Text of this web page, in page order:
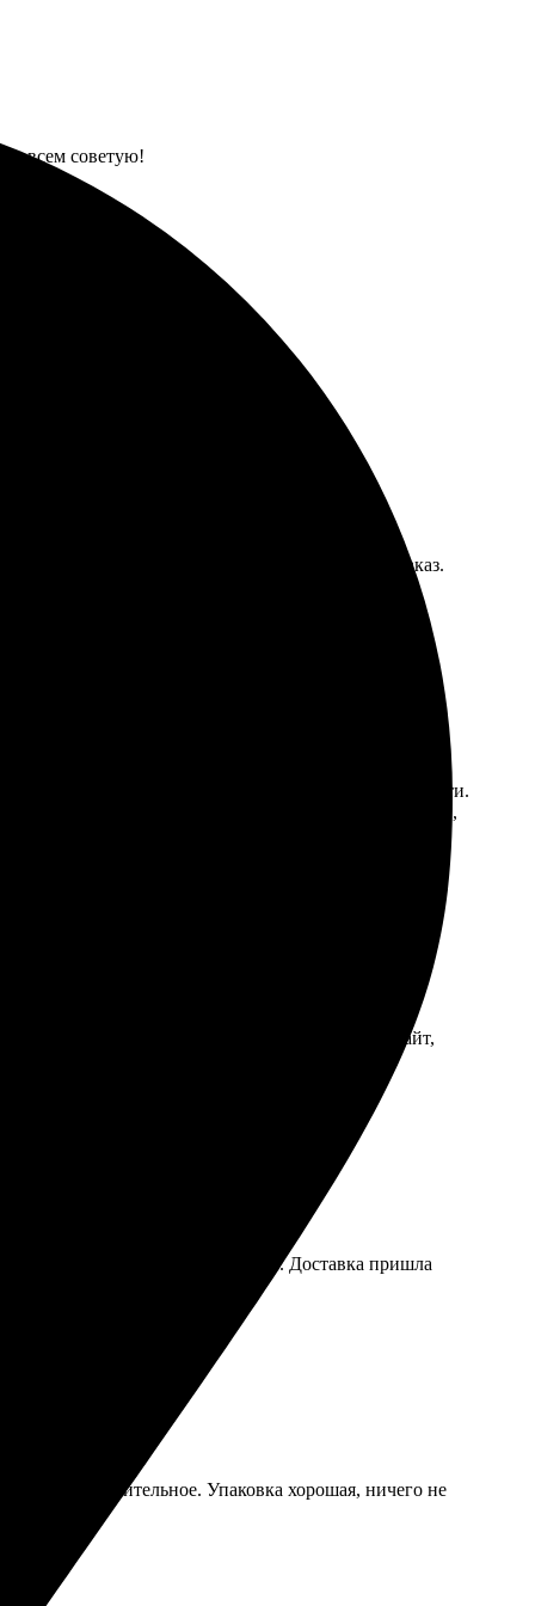
всем советую!
Сервис на высоте, легко оформляется заказ.
загрузила файл. Получила уведомление о готовности.
нюанс – доставка заняла чуть больше времени,
цвета яркие и насыщенные. Удобный сайт,
цвета яркие и насыщенные. Доставка пришла
удивительное. Упаковка хорошая, ничего не